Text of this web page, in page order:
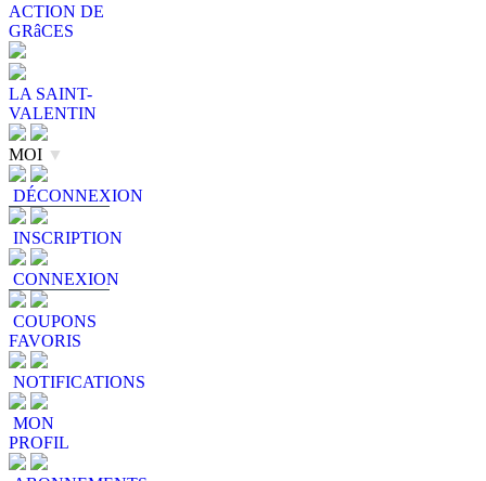
ACTION DE
GRâCES
LA SAINT-
VALENTIN
MOI ▼
DÉCONNEXION
INSCRIPTION
CONNEXION
COUPONS
FAVORIS
NOTIFICATIONS
MON
PROFIL